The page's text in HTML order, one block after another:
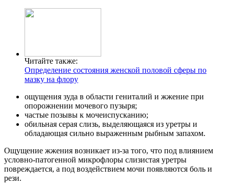
Читайте также:
Определение состояния женской половой сферы по
мазку на флору
ощущения зуда в области гениталий и жжение при
опорожнении мочевого пузыря;
частые позывы к мочеиспусканию;
обильная серая слизь, выделяющаяся из уретры и
обладающая сильно выраженным рыбным запахом.
Ощущение жжения возникает из-за того, что под влиянием
условно-патогенной микрофлоры слизистая уретры
повреждается, а под воздействием мочи появляются боль и
рези.